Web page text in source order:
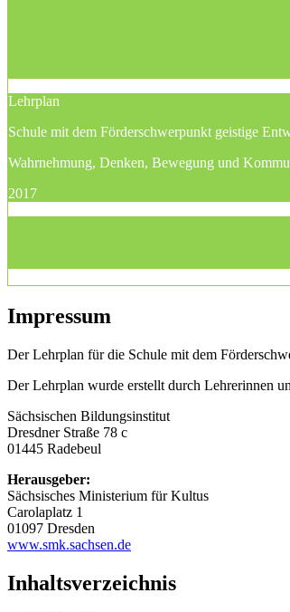
Lehrplan
Schule mit dem Förderschwerpunkt geistige
Wahrnehmung, Denken, Bewegung und
2017
Impressum
Der Lehrplan für die Schule mit dem
Der Lehrplan wurde erstellt durch Lehrerinnen
Sächsischen Bildungsinstitut
Dresdner Straße 78 c
01445 Radebeul
Herausgeber:
Sächsisches Ministerium für Kultus
Carolaplatz 1
01097 Dresden
www.smk.sachsen.de
Inhaltsverzeichnis